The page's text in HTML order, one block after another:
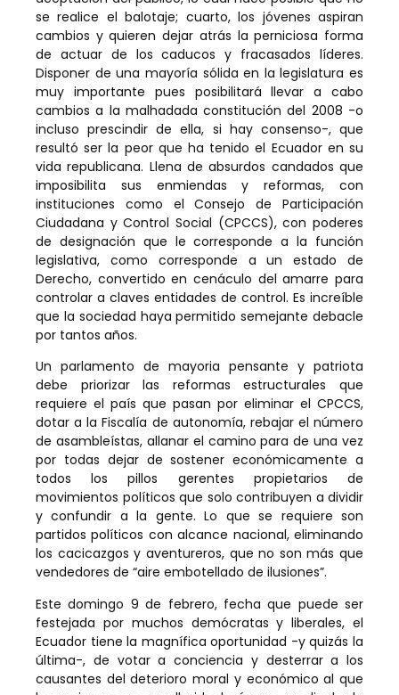
se realice el balotaje; cuarto, los jóvenes aspiran
cambios y quieren dejar atrás la perniciosa forma
de actuar de los caducos y fracasados líderes.
Disponer de una mayoría sólida en la legislatura es
muy importante pues posibilitará llevar a cabo
cambios a la malhadada constitución del 2008 -o
incluso prescindir de ella, si hay consenso-, que
resultó ser la peor que ha tenido el Ecuador en su
vida republicana. Llena de absurdos candados que
imposibilita sus enmiendas y reformas, con
instituciones como el Consejo de Participación
Ciudadana y Control Social (CPCCS), con poderes
de designación que le corresponde a la función
legislativa, como corresponde a un estado de
Derecho, convertido en cenáculo del amarre para
controlar a claves entidades de control. Es increíble
que la sociedad haya permitido semejante debacle
por tantos años.
Un parlamento de mayoria pensante y patriota
debe priorizar las reformas estructurales que
requiere el país que pasan por eliminar el CPCCS,
dotar a la Fiscalía de autonomía, rebajar el número
de asambleístas, allanar el camino para de una vez
por todas dejar de sostener económicamente a
todos los pillos gerentes propietarios de
movimientos políticos que solo contribuyen a dividir
y confundir a la gente. Lo que se requiere son
partidos políticos con alcance nacional, eliminando
los cacicazgos y aventureros, que no son más que
vendedores de “aire embotellado de ilusiones”.
Este domingo 9 de febrero, fecha que puede ser
festejada por muchos demócratas y liberales, el
Ecuador tiene la magnífica oportunidad -y quizás la
última-, de votar a conciencia y desterrar a los
causantes del deterioro moral y económico al que